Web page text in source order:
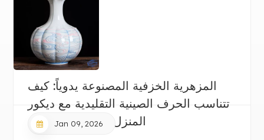
المزهرية الخزفية المصنوعة يدوياً: كيف
تتناسب الحرف الصينية التقليدية مع ديكور
المنزل والمكتب الحديث
Jan 09, 2026